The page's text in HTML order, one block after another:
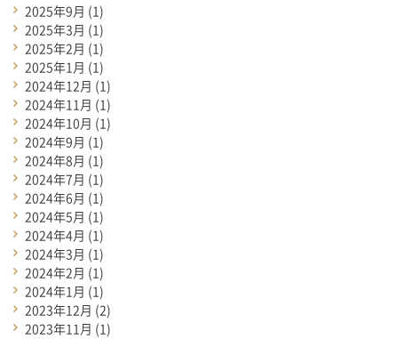
2025年9月 (1)
2025年3月 (1)
2025年2月 (1)
2025年1月 (1)
2024年12月 (1)
2024年11月 (1)
2024年10月 (1)
2024年9月 (1)
2024年8月 (1)
2024年7月 (1)
2024年6月 (1)
2024年5月 (1)
2024年4月 (1)
2024年3月 (1)
2024年2月 (1)
2024年1月 (1)
2023年12月 (2)
2023年11月 (1)